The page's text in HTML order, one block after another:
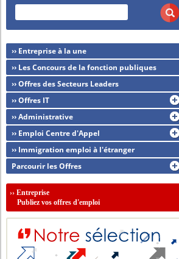
›› Entreprise à la une
›› Les Concours de la fonction publiques
›› Offres des Secteurs Leaders
›› Offres IT
›› Administrative
›› Emploi Centre d'Appel
›› Immigration emploi à l'étranger
Parcourir les Offres
››Entreprise
Publiez vos offres d'emploi